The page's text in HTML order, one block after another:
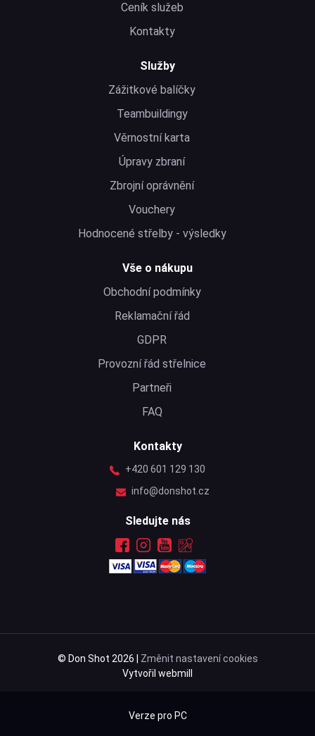
Ceník služeb
Kontakty
Služby
Zážitkové balíčky
Teambuildingy
Věrnostní karta
Úpravy zbraní
Zbrojní oprávnění
Vouchery
Hodnocené střelby - výsledky
Vše o nákupu
Obchodní podmínky
Reklamační řád
GDPR
Provozní řád střelnice
Partneři
FAQ
Kontakty
+420 601 129 130
info@donshot.cz
Sledujte nás
© Don Shot 2026 | Změnit nastavení cookies
Vytvořil webmill
Verze pro PC